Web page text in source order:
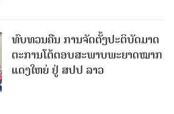
ທົບທວນຄືນ ການຈັດຕັ້ງປະຕິບັດມາດ
ຕະການໂຕ້ຕອບສະພາບພະຍາດໝາກ
ແດງໃຫຍ່ ຢູ່ ສປປ ລາວ